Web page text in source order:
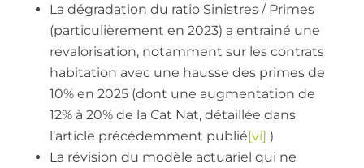
La dégradation du ratio Sinistres / Primes
(particulièrement en 2023) a entrainé une
revalorisation, notamment sur les contrats
habitation avec une hausse des primes de
10% en 2025 (dont une augmentation de
12% à 20% de la Cat Nat, détaillée dans
l’article précédemment publié[vi] )
La révision du modèle actuariel qui ne